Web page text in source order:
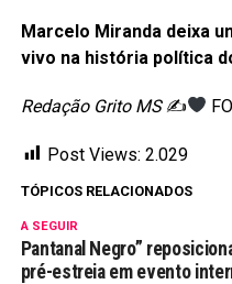
Marcelo Miranda deixa
vivo na história política
Redação Grito MS✍
Post Views: 2.029
TÓPICOS RELACIONADOS
A SEGUIR
Pantanal Negro”
pré-estreia em evento